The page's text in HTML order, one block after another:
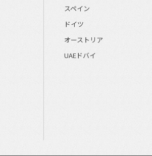
スペイン
ドイツ
オーストリア
UAEドバイ